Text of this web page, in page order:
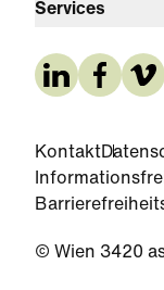
Services
Kontakt
© Wien 3420